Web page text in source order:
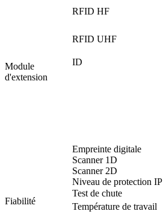
Module
d'extension
RFID HF
RFID UHF
ID
Empreinte digitale
Scanner 1D
Scanner 2D
Fiabilité
Niveau de protection IP
Test de chute
Température de travail